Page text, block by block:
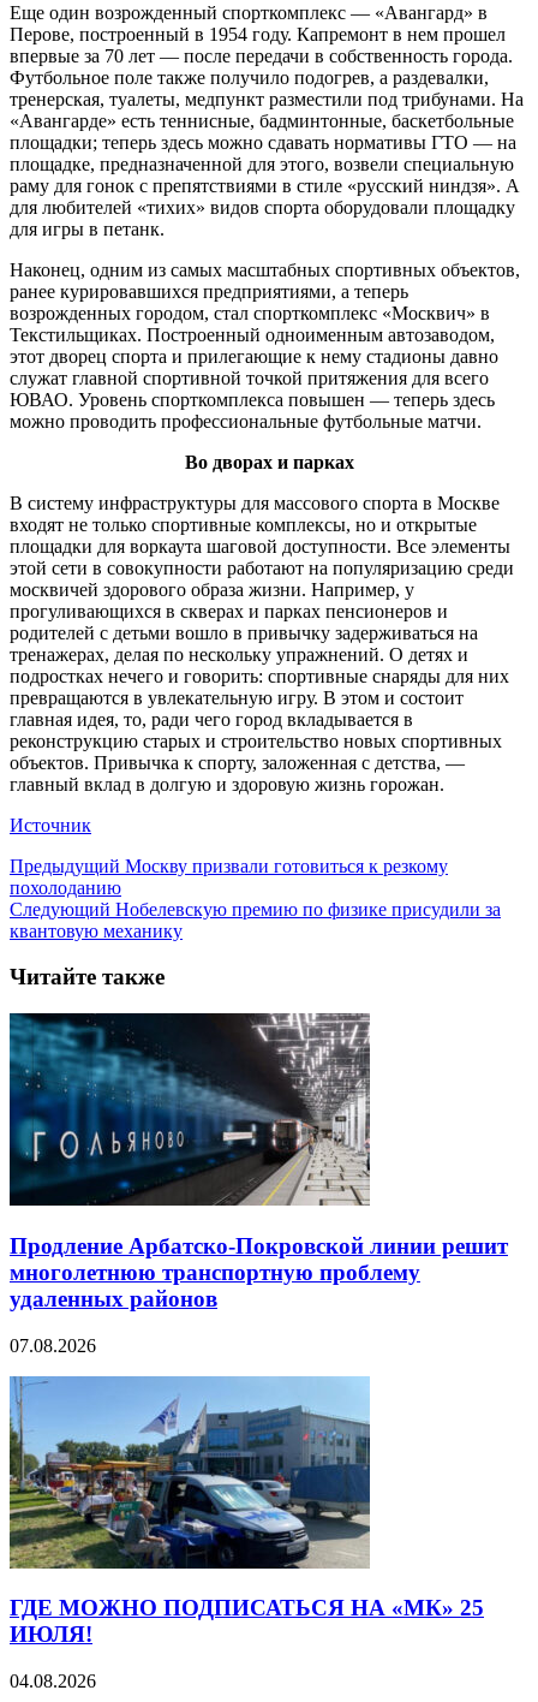
Еще один возрожденный спорткомплекс — «Авангард» в
Перове, построенный в 1954 году. Капремонт в нем прошел
впервые за 70 лет — после передачи в собственность города.
Футбольное поле также получило подогрев, а раздевалки,
тренерская, туалеты, медпункт разместили под трибунами. На
«Авангарде» есть теннисные, бадминтонные, баскетбольные
площадки; теперь здесь можно сдавать нормативы ГТО — на
площадке, предназначенной для этого, возвели специальную
раму для гонок с препятствиями в стиле «русский ниндзя». А
для любителей «тихих» видов спорта оборудовали площадку
для игры в петанк.
Наконец, одним из самых масштабных спортивных объектов,
ранее курировавшихся предприятиями, а теперь
возрожденных городом, стал спорткомплекс «Москвич» в
Текстильщиках. Построенный одноименным автозаводом,
этот дворец спорта и прилегающие к нему стадионы давно
служат главной спортивной точкой притяжения для всего
ЮВАО. Уровень спорткомплекса повышен — теперь здесь
можно проводить профессиональные футбольные матчи.
Во дворах и парках
В систему инфраструктуры для массового спорта в Москве
входят не только спортивные комплексы, но и открытые
площадки для воркаута шаговой доступности. Все элементы
этой сети в совокупности работают на популяризацию среди
москвичей здорового образа жизни. Например, у
прогуливающихся в скверах и парках пенсионеров и
родителей с детьми вошло в привычку задерживаться на
тренажерах, делая по нескольку упражнений. О детях и
подростках нечего и говорить: спортивные снаряды для них
превращаются в увлекательную игру. В этом и состоит
главная идея, то, ради чего город вкладывается в
реконструкцию старых и строительство новых спортивных
объектов. Привычка к спорту, заложенная с детства, —
главный вклад в долгую и здоровую жизнь горожан.
Источник
Предыдущий Москву призвали готовиться к резкому
похолоданию
Следующий Нобелевскую премию по физике присудили за
квантовую механику
Читайте также
Продление Арбатско-Покровской линии решит
многолетнюю транспортную проблему
удаленных районов
07.08.2026
ГДЕ МОЖНО ПОДПИСАТЬСЯ НА «МК» 25
ИЮЛЯ!
04.08.2026